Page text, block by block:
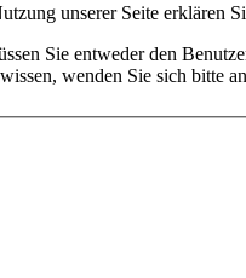
unserer Seite erklären
Sie entweder den
wenden Sie sich bitte